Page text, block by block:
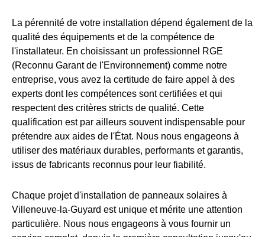
La pérennité de votre installation dépend également de la
qualité des équipements et de la compétence de
l'installateur. En choisissant un professionnel RGE
(Reconnu Garant de l'Environnement) comme notre
entreprise, vous avez la certitude de faire appel à des
experts dont les compétences sont certifiées et qui
respectent des critères stricts de qualité. Cette
qualification est par ailleurs souvent indispensable pour
prétendre aux aides de l'État. Nous nous engageons à
utiliser des matériaux durables, performants et garantis,
issus de fabricants reconnus pour leur fiabilité.
Chaque projet d'installation de panneaux solaires à
Villeneuve-la-Guyard est unique et mérite une attention
particulière. Nous nous engageons à vous fournir un